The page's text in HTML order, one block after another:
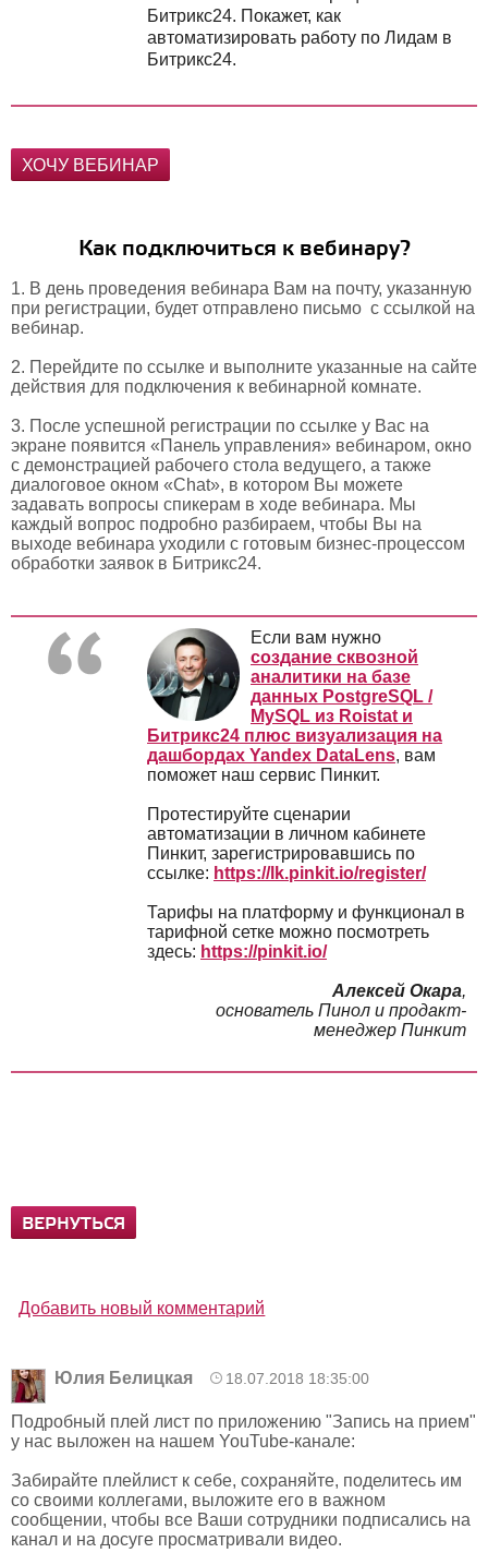
Битрикс24. Покажет, как
автоматизировать работу по Лидам в
Битрикс24.
ХОЧУ ВЕБИНАР
Как подключиться к вебинару?
1. В день проведения вебинара Вам на почту, указанную
при регистрации, будет отправлено письмо с ссылкой на
вебинар.
2. Перейдите по ссылке и выполните указанные на сайте
действия для подключения к вебинарной комнате.
3. После успешной регистрации по ссылке у Вас на
экране появится «Панель управления» вебинаром, окно
с демонстрацией рабочего стола ведущего, а также
диалоговое окном «Chat», в котором Вы можете
задавать вопросы спикерам в ходе вебинара. Мы
каждый вопрос подробно разбираем, чтобы Вы на
выходе вебинара уходили с готовым бизнес-процессом
обработки заявок в Битрикс24.
Если вам нужно
создание сквозной
аналитики на базе
данных PostgreSQL /
MySQL из Roistat и
Битрикс24 плюс визуализация на
дашбордах Yandex DataLens, вам
поможет наш сервис Пинкит.
Протестируйте сценарии
автоматизации в личном кабинете
Пинкит, зарегистрировавшись по
ссылке: https://lk.pinkit.io/register/
Тарифы на платформу и функционал в
тарифной сетке можно посмотреть
здесь: https://pinkit.io/
Алексей Окара,
основатель Пинол и продакт-
менеджер Пинкит
ВЕРНУТЬСЯ
Добавить новый комментарий
Юлия Белицкая 18.07.2018 18:35:00
Подробный плей лист по приложению "Запись на прием"
у нас выложен на нашем YouTube-канале:
Забирайте плейлист к себе, сохраняйте, поделитесь им
со своими коллегами, выложите его в важном
сообщении, чтобы все Ваши сотрудники подписались на
канал и на досуге просматривали видео.